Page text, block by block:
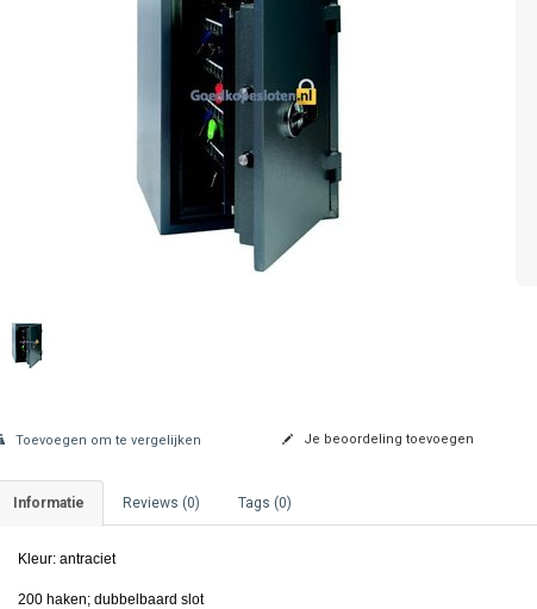
Toevoegen om te vergelijken Je beoordeling toevoegen
Informatie Reviews (0) Tags (0)
Kleur: antraciet
200 haken; dubbelbaard slot